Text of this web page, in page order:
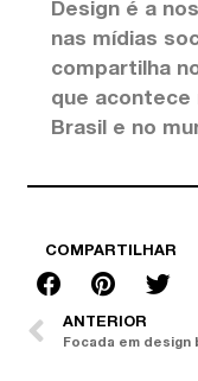
Design é a
nas mídias
compartilha
que acontece
Brasil e no
COMPARTILHAR
ANTERIOR